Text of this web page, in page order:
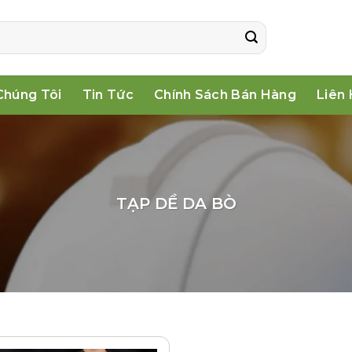
Tôi Tin Tức Chính Sách Bán Hàng Liên
TẠP DỀ DA BÒ